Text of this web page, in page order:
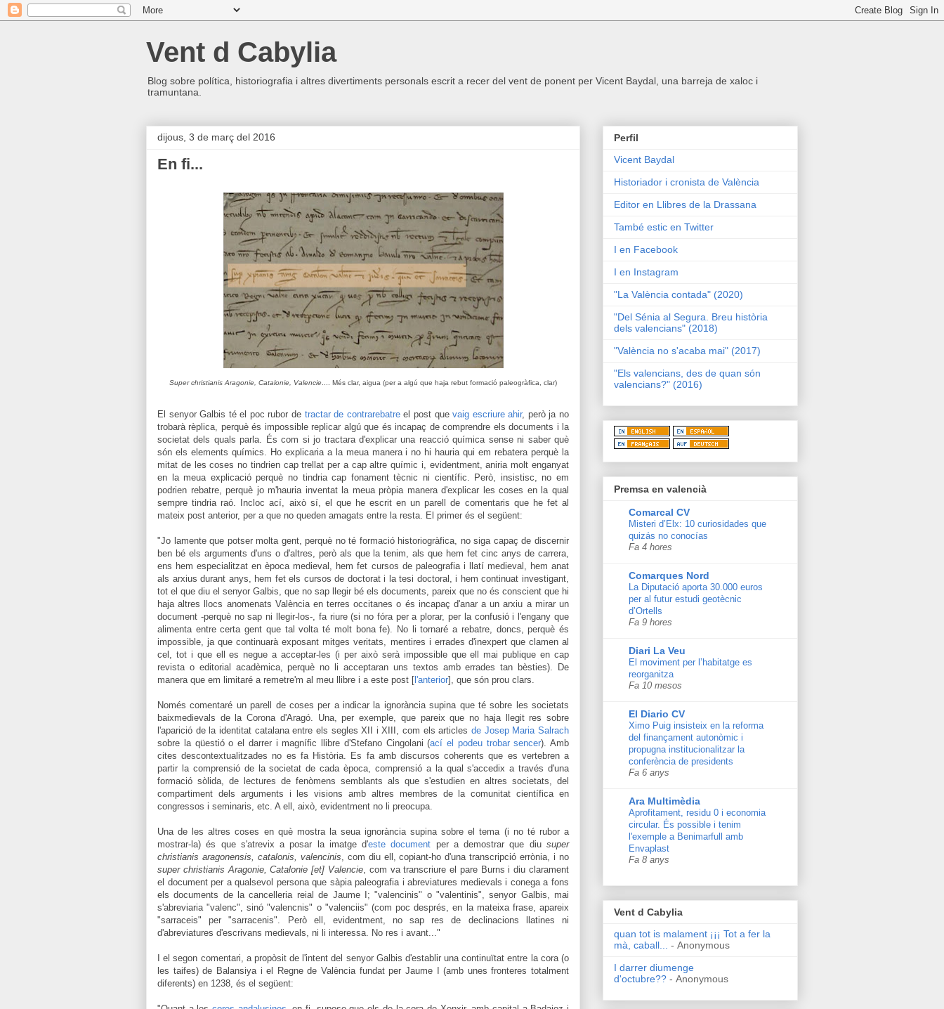
Vent d Cabylia
Blog sobre política, historiografia i altres divertiments personals escrit a recer del vent de ponent per Vicent Baydal, una barreja de xaloc i
tramuntana.
dijous, 3 de març del 2016
En fi...
Super christianis Aragonie, Catalonie, Valencie .... Més clar, aigua (per a algú que haja rebut formació paleogràfica, clar)
El senyor Galbis té el poc rubor de tractar de contrarebatreel post quevaig escriure ahir, però ja no
trobarà rèplica, perquè és impossible replicar algú que és incapaç de comprendre els documents i la
societat dels quals parla. És com si jo tractara d'explicar una reacció química sense ni saber què
són els elements químics. Ho explicaria a la meua manera i no hi hauria qui em rebatera perquè la
mitat de les coses no tindrien cap trellat per a cap altre químic i, evidentment, aniria molt enganyat
en la meua explicació perquè no tindria cap fonament tècnic ni científic. Però, insistisc, no em
podrien rebatre, perquè jo m'hauria inventat la meua pròpia manera d'explicar les coses en la qual
sempre tindria raó. Incloc ací, això sí, el que he escrit en un parell de comentaris que he fet al
mateix post anterior, per a que no queden amagats entre la resta. El primer és el següent:
"Jo lamente que potser molta gent, perquè no té formació historiogràfica, no siga capaç de discernir
ben bé els arguments d'uns o d'altres, però als que la tenim, als que hem fet cinc anys de carrera,
ens hem especialitzat en època medieval, hem fet cursos de paleografia i llatí medieval, hem anat
als arxius durant anys, hem fet els cursos de doctorat i la tesi doctoral, i hem continuat investigant,
tot el que diu el senyor Galbis, que no sap llegir bé els documents, pareix que no és conscient que hi
haja altres llocs anomenats València en terres occitanes o és incapaç d'anar a un arxiu a mirar un
document -perquè no sap ni llegir-los-, fa riure (si no fóra per a plorar, per la confusió i l'engany que
alimenta entre certa gent que tal volta té molt bona fe). No li tornaré a rebatre, doncs, perquè és
impossible, ja que continuarà exposant mitges veritats, mentires i errades d'inexpert que clamen al
cel, tot i que ell es negue a acceptar-les (i per això serà impossible que ell mai publique en cap
revista o editorial acadèmica, perquè no li acceptaran uns textos amb errades tan bèsties). De
manera que em limitaré a remetre'm al meu llibre i a este post [l'anterior], que són prou clars.
Només comentaré un parell de coses per a indicar la ignorància supina que té sobre les societats
baixmedievals de la Corona d'Aragó. Una, per exemple, que pareix que no haja llegit res sobre
l'aparició de la identitat catalana entre els segles XII i XIII, com els articlesde Josep Maria Salrach
sobre la qüestió o el darrer i magnífic llibre d'Stefano Cingolani (ací el podeu trobar sencer). Amb
cites descontextualitzades no es fa Història. Es fa amb discursos coherents que es vertebren a
partir la comprensió de la societat de cada època, comprensió a la qual s'accedix a través d'una
formació sòlida, de lectures de fenòmens semblants als que s'estudien en altres societats, del
compartiment dels arguments i les visions amb altres membres de la comunitat científica en
congressos i seminaris, etc. A ell, això, evidentment no li preocupa.
Una de les altres coses en què mostra la seua ignorància supina sobre el tema (i no té rubor a
mostrar-la) és que s'atrevix a posar la imatge d'este document per a demostrar que diusuper
christianis aragonensis, catalonis, valencinis , com diu ell, copiant-ho d'una transcripció errònia, i no
super christianis Aragonie, Catalonie [et] Valencie, com va transcriure el pare Burns i diu clarament
el document per a qualsevol persona que sàpia paleografia i abreviatures medievals i conega a fons
els documents de la cancelleria reial de Jaume I; "valencinis" o "valentinis", senyor Galbis, mai
s'abreviaria "valenc", sinó "valencnis" o "valenciis" (com poc després, en la mateixa frase, apareix
"sarraceis" per "sarracenis". Però ell, evidentment, no sap res de declinacions llatines ni
d'abreviatures d'escrivans medievals, ni li interessa. No res i avant..."
I el segon comentari, a propòsit de l'intent del senyor Galbis d'establir una continuïtat entre la cora (o
les taifes) de Balansiya i el Regne de València fundat per Jaume I (amb unes fronteres totalment
diferents) en 1238, és el següent:
Perfil
Vicent Baydal
Historiador i cronista de València
Editor en Llibres de la Drassana
També estic en Twitter
I en Facebook
I en Instagram
"La València contada" (2020)
"Del Sénia al Segura. Breu història
dels valencians" (2018)
"València no s'acaba mai" (2017)
"Els valencians, des de quan són
valencians?" (2016)
Premsa en valencià
Comarcal CV
Misteri d’Elx: 10 curiosidades que
quizás no conocías
Fa 4 hores
Comarques Nord
La Diputació aporta 30.000 euros
per al futur estudi geotècnic
d’Ortells
Fa 9 hores
Diari La Veu
El moviment per l’habitatge es
reorganitza
Fa 10 mesos
El Diario CV
Ximo Puig insisteix en la reforma
del finançament autonòmic i
propugna institucionalitzar la
conferència de presidents
Fa 6 anys
Ara Multimèdia
Aprofitament, residu 0 i economia
circular. És possible i tenim
l'exemple a Benimarfull amb
Envaplast
Fa 8 anys
Vent d Cabylia
quan tot is malament ¡¡¡ Tot a fer la
mà, caball...
- Anonymous
I darrer diumenge
d'octubre?? - Anonymous